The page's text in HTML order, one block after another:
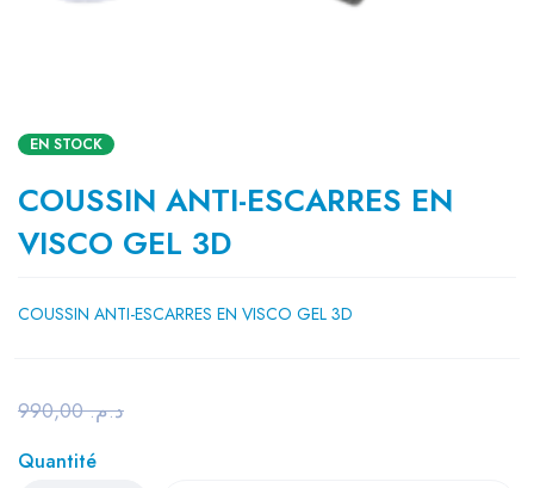
EN STOCK
COUSSIN ANTI-ESCARRES EN
VISCO GEL 3D
COUSSIN ANTI-ESCARRES EN VISCO GEL 3D
د.م.990,00
Quantité